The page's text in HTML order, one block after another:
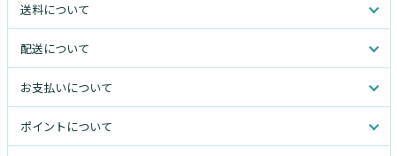
送料について
配送について
お支払いについて
ポイントについて